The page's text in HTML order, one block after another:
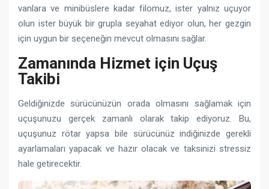
vanlara ve minibüslere kadar filomuz, ister yalnız uçuyor
olun ister büyük bir grupla seyahat ediyor olun, her gezgin
için uygun bir seçeneğin mevcut olmasını sağlar.
Zamanında Hizmet için Uçuş
Takibi
Geldiğinizde sürücünüzün orada olmasını sağlamak için
uçuşunuzu gerçek zamanlı olarak takip ediyoruz. Bu,
uçuşunuz rötar yapsa bile sürücünüz indiğinizde gerekli
ayarlamaları yapacak ve hazır olacak ve taksinizi stressiz
hale getirecektir.